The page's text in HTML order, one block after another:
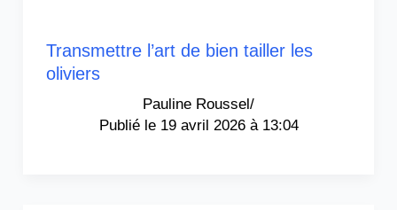
Transmettre l’art de bien tailler les
oliviers
Pauline Roussel/
19 avril 2026 à 13:04